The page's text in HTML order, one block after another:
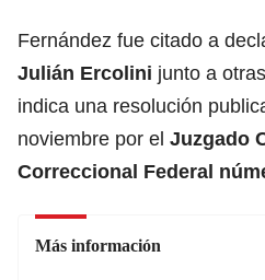
Fernández fue citado a
Julián Ercolini junto a
indica una resolución
noviembre por el Juzgado
Correccional Federal
Más información